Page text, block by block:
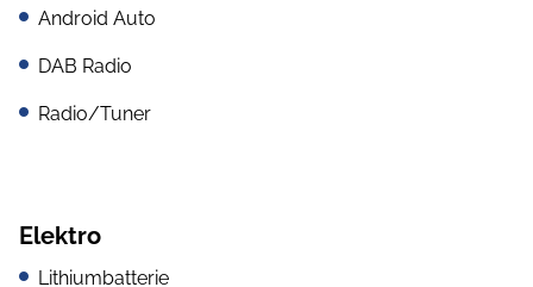
Android Auto
DAB Radio
Radio/Tuner
Elektro
Lithiumbatterie